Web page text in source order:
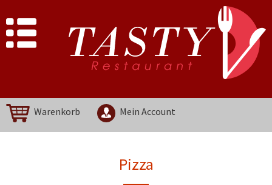
Warenkorb Mein Account
Pizza